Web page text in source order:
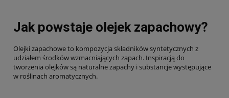
Jak powstaje olejek zapachowy?
Olejki zapachowe to kompozycja składników syntetycznych z
udziałem środków wzmacniających zapach. Inspiracją do
tworzenia olejków są naturalne zapachy i substancje występujące
w roślinach aromatycznych.